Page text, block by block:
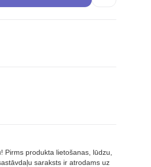
produkta lietošanas, lūdzu,
saraksts ir atrodams uz